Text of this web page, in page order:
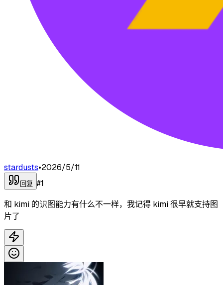
stardusts•2026/5/11
回复 #1
和 kimi 的识图能力有什么不一样，我记得 kimi 很早就支持图
片了